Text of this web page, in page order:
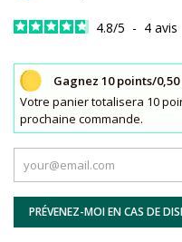
4.8/5 - 4 avis
Gagnez 10 points/
Votre panier totalisera 10
prochaine commande.
PRÉVENEZ-MOI EN CAS DE